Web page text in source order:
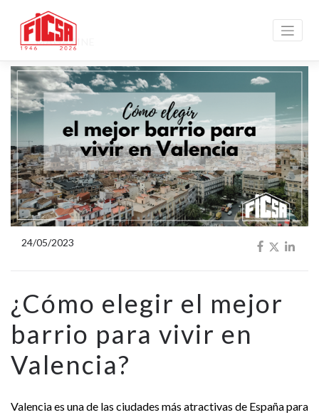
MAGAZINE
24/05/2023
¿Cómo elegir el mejor
barrio para vivir en
Valencia?
Valencia es una de las ciudades más atractivas de España para